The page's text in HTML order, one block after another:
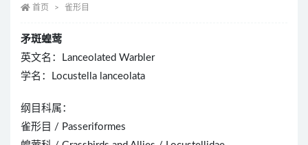
首页 雀形目
矛斑蝗莺
英文名：Lanceolated Warbler
学名：Locustella lanceolata
纲目科属：
雀形目 / Passeriformes